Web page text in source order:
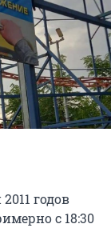
годов
с 18:30